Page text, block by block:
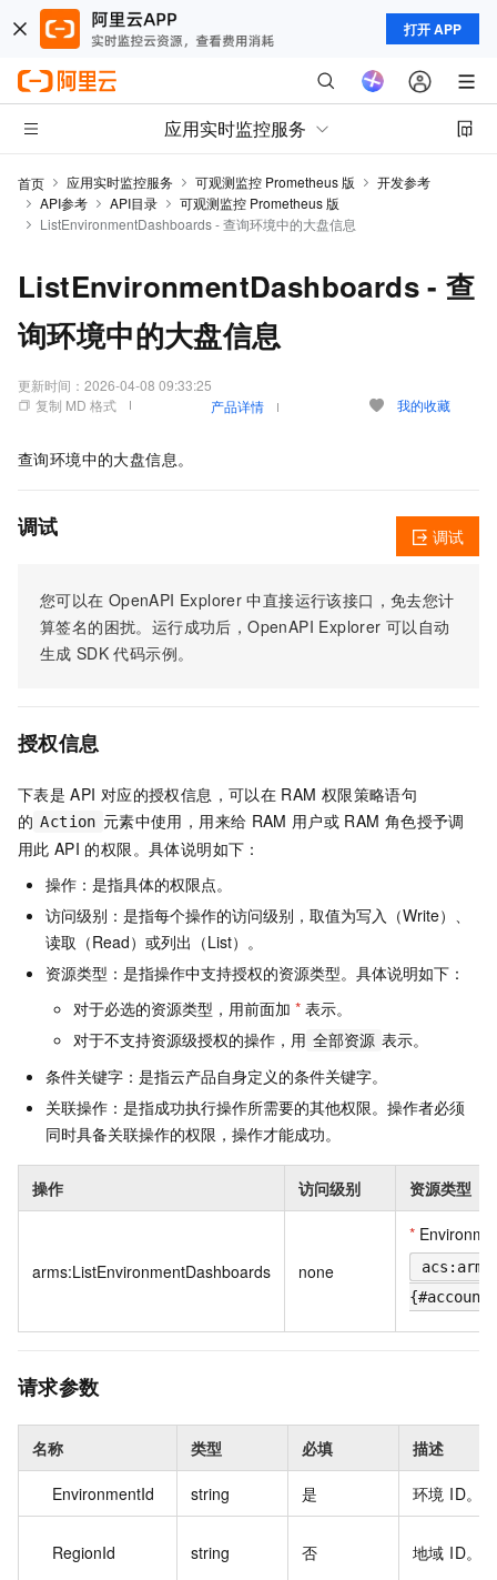
打开 APP
应用实时监控服务
首页 应用实时监控服务 可观测监控 Prometheus 版
开发参考
API参考
API目录
可观测监控 Prometheus 版
ListEnvironmentDashboards - 查询环境中的大盘信息
ListEnvironmentDashboards - 查
询环境中的大盘信息
更新时间： 2026-04-08 09:33:25
复制 MD 格式
产品详情 我的收藏
查询环境中的大盘信息。
调试
您可以在 OpenAPI Explorer 中直接运行该接口，免去您计
算签名的困扰。运行成功后，OpenAPI Explorer 可以自动
生成 SDK 代码示例。
调试
授权信息
下表是 API 对应的授权信息，可以在 RAM 权限策略语句
的 Action 元素中使用，用来给 RAM 用户或 RAM 角色授予调
用此 API 的权限。具体说明如下：
操作：是指具体的权限点。
访问级别：是指每个操作的访问级别，取值为写入（Write）、
读取（Read）或列出（List）。
资源类型：是指操作中支持授权的资源类型。具体说明如下：
对于必选的资源类型，用前面加 * 表示。
对于不支持资源级授权的操作，用 全部资源 表示。
条件关键字：是指云产品自身定义的条件关键字。
关联操作：是指成功执行操作所需要的其他权限。操作者必须
同时具备关联操作的权限，操作才能成功。
操作 访问级别 资源类型
arms:ListEnvironmentDashboards none
*
请求参数
名称 类型 必填 描述
EnvironmentId string 是 环境 ID。
RegionId string 否 地域 ID。